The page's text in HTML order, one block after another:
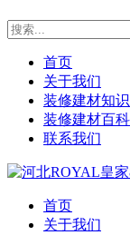
首页
关于我们
装修建材知识
装修建材百科
联系我们
首页
关于我们